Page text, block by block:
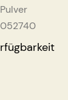
Pulver